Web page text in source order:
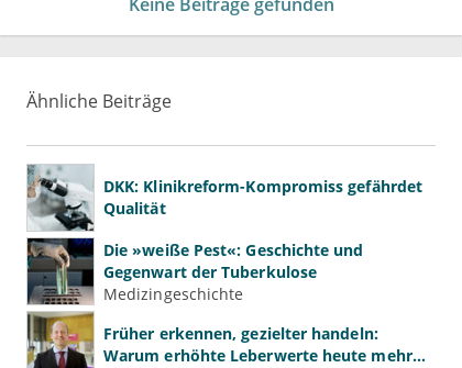
Ähnliche Beiträge
DKK: Klinikreform-Kompromiss gefährdet
Qualität
Die »weiße Pest«: Geschichte und
Gegenwart der Tuberkulose
Medizingeschichte
Früher erkennen, gezielter handeln:
Warum erhöhte Leberwerte heute mehr